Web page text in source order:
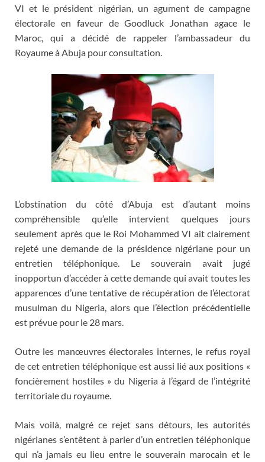
VI et le président nigérian, un agument de campagne
électorale en faveur de Goodluck Jonathan agace le
Maroc, qui a décidé de rappeler l’ambassadeur du
Royaume à Abuja pour consultation.
L’obstination du côté d’Abuja est d’autant moins
compréhensible qu’elle intervient quelques jours
seulement après que le Roi Mohammed VI ait clairement
rejeté une demande de la présidence nigériane pour un
entretien téléphonique. Le souverain avait jugé
inopportun d’accéder à cette demande qui avait toutes les
apparences d’une tentative de récupération de l’électorat
musulman du Nigeria, alors que l’élection précédentielle
est prévue pour le 28 mars.
Outre les manœuvres électorales internes, le refus royal
de cet entretien téléphonique est aussi lié aux positions «
foncièrement hostiles » du Nigeria à l’égard de l’intégrité
territoriale du royaume.
Mais voilà, malgré ce rejet sans détours, les autorités
nigérianes s’entêtent à parler d’un entretien téléphonique
qui n’a jamais eu lieu entre le souverain marocain et le